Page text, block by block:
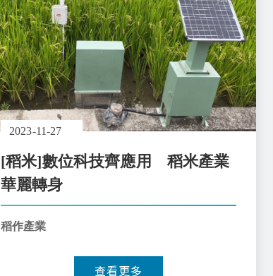
2023-11-27
[稻米]數位科技齊應用 稻米產業
華麗轉身
稻作產業
查看更多